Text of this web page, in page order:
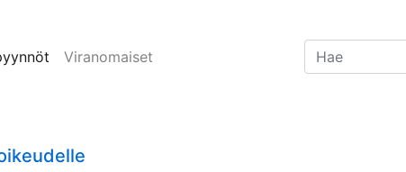
Viranomaiset